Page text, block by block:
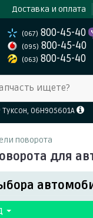
Доставка и оплата
(067) 800-45-40
(095) 800-45-40
(063) 800-45-40
ищете?
06H905601A
поворота
для